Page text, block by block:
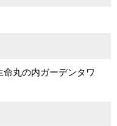
丸の内ガーデンタワ